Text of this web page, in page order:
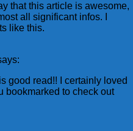
that this article is awesome,
all significant infos. I
like this.
good read!! I certainly loved
bookmarked to check out